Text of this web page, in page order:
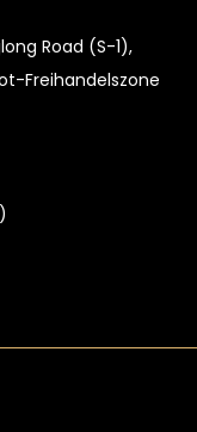
Road (S-1),
Freihandelszone